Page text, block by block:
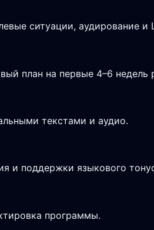
ситуации, аудирование
план на первые 4–6 недель
текстами и аудио.
и поддержки языкового
программы.